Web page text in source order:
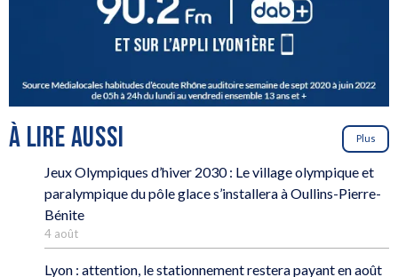
À LIRE AUSSI Plus
Jeux Olympiques d’hiver 2030 : Le village olympique et
paralympique du pôle glace s’installera à Oullins-Pierre-
Bénite
4 août
Lyon : attention, le stationnement restera payant en août